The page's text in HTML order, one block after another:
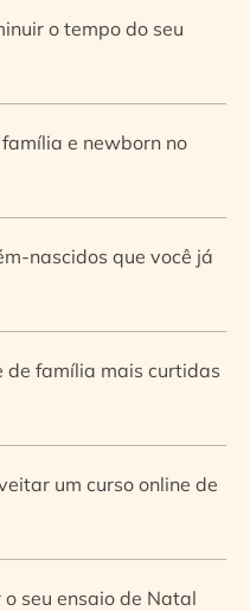
o tempo do seu
e newborn no
nascidos que você já
de família mais curtidas
um curso online de
seu ensaio de Natal